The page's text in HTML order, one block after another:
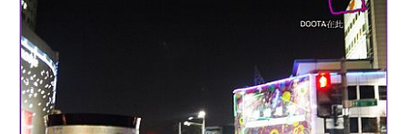
及
旅
遊
雜
誌
專